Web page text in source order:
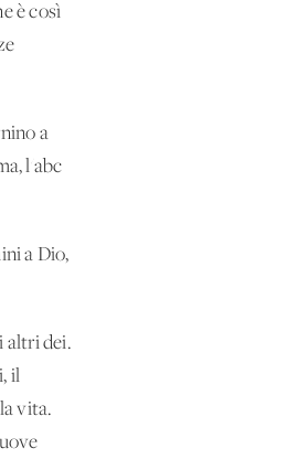
è così
a
l'abc
a Dio,
altri dei.
il
vita.